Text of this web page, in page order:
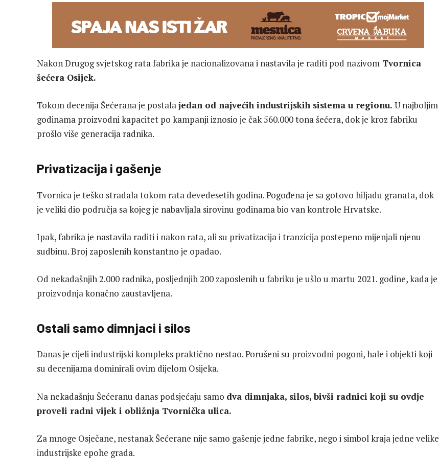
Nakon Drugog svjetskog rata fabrika je nacionalizovana i nastavila je raditi pod nazivom Tvornica
šećera Osijek.
Tokom decenija Šećerana je postalajedan od najvećih industrijskih sistema u regionu. U najboljim
godinama proizvodni kapacitet po kampanji iznosio je čak 560.000 tona šećera, dok je kroz fabriku
prošlo više generacija radnika.
Privatizacija i gašenje
Tvornica je teško stradala tokom rata devedesetih godina. Pogođena je sa gotovo hiljadu granata, dok
je veliki dio područja sa kojeg je nabavljala sirovinu godinama bio van kontrole Hrvatske.
Ipak, fabrika je nastavila raditi i nakon rata, ali su privatizacija i tranzicija postepeno mijenjali njenu
sudbinu. Broj zaposlenih konstantno je opadao.
Od nekadašnjih 2.000 radnika, posljednjih 200 zaposlenih u fabriku je ušlo u martu 2021. godine, kada je
proizvodnja konačno zaustavljena.
Ostali samo dimnjaci i silos
Danas je cijeli industrijski kompleks praktično nestao. Porušeni su proizvodni pogoni, hale i objekti koji
su decenijama dominirali ovim dijelom Osijeka.
Na nekadašnju Šećeranu danas podsjećaju samo dva dimnjaka, silos, bivši radnici koji su ovdje
proveli radni vijek i obližnja Tvornička ulica.
Za mnoge Osječane, nestanak Šećerane nije samo gašenje jedne fabrike, nego i simbol kraja jedne velike
industrijske epohe grada.